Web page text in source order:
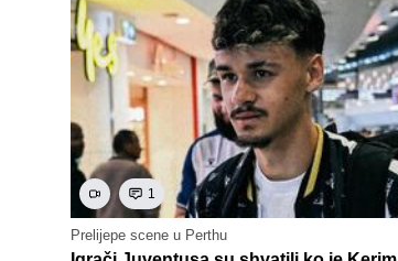
1
Prelijepe scene u Perthu